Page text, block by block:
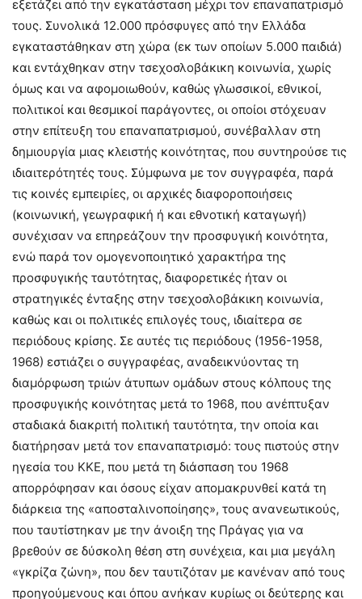
εξετάζει από την εγκατάσταση μέχρι τον επαναπατρισμό
τους. Συνολικά 12.000 πρόσφυγες από την Ελλάδα
εγκαταστάθηκαν στη χώρα (εκ των οποίων 5.000 παιδιά)
και εντάχθηκαν στην τσεχοσλοβάκικη κοινωνία, χωρίς
όμως και να αφομοιωθούν, καθώς γλωσσικοί, εθνικοί,
πολιτικοί και θεσμικοί παράγοντες, οι οποίοι στόχευαν
στην επίτευξη του επαναπατρισμού, συνέβαλλαν στη
δημιουργία μιας κλειστής κοινότητας, που συντηρούσε τις
ιδιαιτερότητές τους. Σύμφωνα με τον συγγραφέα, παρά
τις κοινές εμπειρίες, οι αρχικές διαφοροποιήσεις
(κοινωνική, γεωγραφική ή και εθνοτική καταγωγή)
συνέχισαν να επηρεάζουν την προσφυγική κοινότητα,
ενώ παρά τον ομογενοποιητικό χαρακτήρα της
προσφυγικής ταυτότητας, διαφορετικές ήταν οι
στρατηγικές ένταξης στην τσεχοσλοβάκικη κοινωνία,
καθώς και οι πολιτικές επιλογές τους, ιδιαίτερα σε
περιόδους κρίσης. Σε αυτές τις περιόδους (1956-1958,
1968) εστιάζει ο συγγραφέας, αναδεικνύοντας τη
διαμόρφωση τριών άτυπων ομάδων στους κόλπους της
προσφυγικής κοινότητας μετά το 1968, που ανέπτυξαν
σταδιακά διακριτή πολιτική ταυτότητα, την οποία και
διατήρησαν μετά τον επαναπατρισμό: τους πιστούς στην
ηγεσία του ΚΚΕ, που μετά τη διάσπαση του 1968
απορρόφησαν και όσους είχαν απομακρυνθεί κατά τη
διάρκεια της «αποσταλινοποίησης», τους ανανεωτικούς,
που ταυτίστηκαν με την άνοιξη της Πράγας για να
βρεθούν σε δύσκολη θέση στη συνέχεια, και μια μεγάλη
«γκρίζα ζώνη», που δεν ταυτιζόταν με κανέναν από τους
προηγούμενους και όπου ανήκαν κυρίως οι δεύτερης και